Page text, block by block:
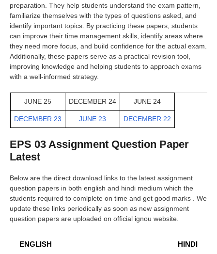
preparation. They help students understand the exam pattern,
familiarize themselves with the types of questions asked, and
identify important topics. By practicing these papers, students
can improve their time management skills, identify areas where
they need more focus, and build confidence for the actual exam.
Additionally, these papers serve as a practical revision tool,
improving knowledge and helping students to approach exams
with a well-informed strategy.
JUNE 25 DECEMBER 24 JUNE 24
DECEMBER 23 JUNE 23 DECEMBER 22
EPS 03 Assignment Question Paper
Latest
Below are the direct download links to the latest assignment
question papers in both english and hindi medium which the
students required to comlplete on time and get good marks . We
update these links periodically as soon as new assignment
question papers are uploaded on official ignou website.
ENGLISH HINDI